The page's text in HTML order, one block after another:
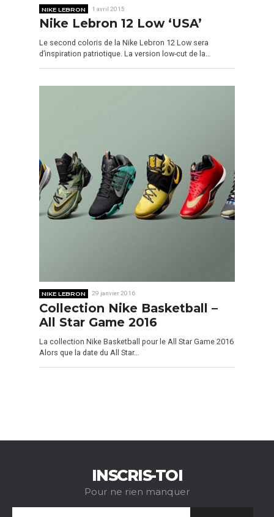
NIKE LEBRON 1 avril 2015
Nike Lebron 12 Low ‘USA’
Le second coloris de la Nike Lebron 12 Low sera
d’inspiration patriotique. La version low-cut de la…
NIKE LEBRON 29 janvier 2016
Collection Nike Basketball –
All Star Game 2016
La collection Nike Basketball pour le All Star Game 2016
Alors que la date du All Star…
INSCRIS-TOI
Pour ne rien manquer